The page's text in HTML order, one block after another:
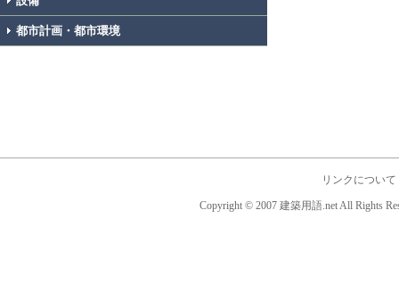
都市計画・都市環境
リンクについて
Copyright © 2007 建築用語.net All Rights